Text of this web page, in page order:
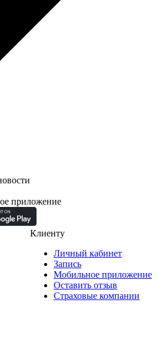
приложение
Клиенту
Личный кабинет
Запись
Мобильное приложение
Оставить отзыв
Страховые компании